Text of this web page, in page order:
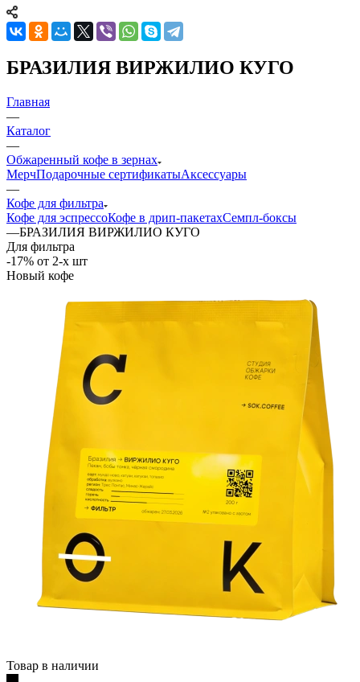
БРАЗИЛИЯ ВИРЖИЛИО КУГО
Главная
—
Каталог
—
Обжаренный кофе в зернах
МерчПодарочные сертификатыАксессуары
—
Кофе для фильтра
Кофе для эспрессоКофе в дрип-пакетахСемпл-боксы
—БРАЗИЛИЯ ВИРЖИЛИО КУГО
Для фильтра
-17% от 2-х шт
Новый кофе
Товар в наличии